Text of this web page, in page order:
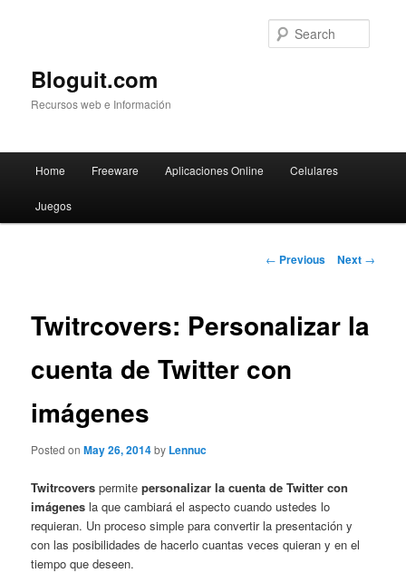
Bloguit.com
Recursos web e Información
Skip
to
Home Freeware Aplicaciones Online Celulares
Juegos
Post
← Previous Next →
Twitrcovers: Personalizar la
cuenta de Twitter con
imágenes
Posted onMay 26, 2014by Lennuc
Twitrcovers permitepersonalizar la cuenta de Twitter con
imágenes la que cambiará el aspecto cuando ustedes lo
requieran. Un proceso simple para convertir la presentación y
con las posibilidades de hacerlo cuantas veces quieran y en el
tiempo que deseen.